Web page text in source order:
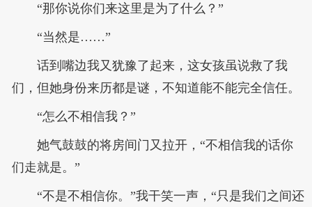
“那你说你们来这里是为了什么？”
“当然是……”
话到嘴边我又犹豫了起来，这女孩虽说救了我
们，但她身份来历都是谜，不知道能不能完全信任。
“怎么不相信我？”
她气鼓鼓的将房间门又拉开，“不相信我的话你
们走就是。”
“不是不相信你。”我干笑一声，“只是我们之间还